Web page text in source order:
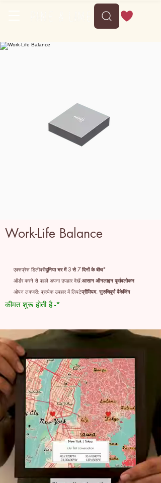
Work-Life Balance
एक्सप्रेस डिलीवरीदुनिया भर में 3 से 7 दिनों के बीच*
ऑर्डर करने से पहले अपना उपहार देखें:आसान ऑनलाइन पूर्वावलोकन
ओपन लक्जरी: प्रत्येक उपहार में लिपटेप्रीमियम, सुरुचिपूर्ण पैकेजिंग
कीमत शुरू होती है -*